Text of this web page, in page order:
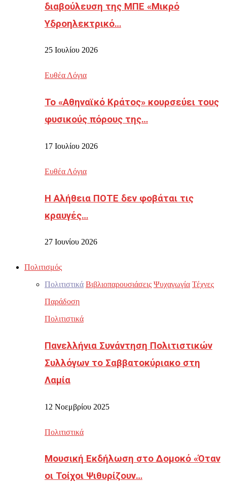
διαβούλευση της ΜΠΕ «Μικρό
Υδροηλεκτρικό…
25 Ιουλίου 2026
Ευθέα Λόγια
Το «Αθηναϊκό Κράτος» κουρσεύει τους
φυσικούς πόρους της…
17 Ιουλίου 2026
Ευθέα Λόγια
Η Αλήθεια ΠΟΤΕ δεν φοβάται τις
κραυγές…
27 Ιουνίου 2026
Πολιτισμός
Πολιτιστικά Βιβλιοπαρουσιάσεις Ψυχαγωγία Τέχνες
Παράδοση
Πολιτιστικά
Πανελλήνια Συνάντηση Πολιτιστικών
Συλλόγων το Σαββατοκύριακο στη
Λαμία
12 Νοεμβρίου 2025
Πολιτιστικά
Μουσική Εκδήλωση στο Δομοκό «Όταν
οι Τοίχοι Ψιθυρίζουν…